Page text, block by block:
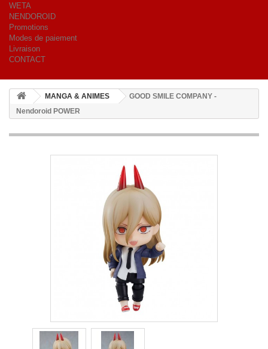
WETA
NENDOROID
Promotions
Modes de paiement
Livraison
CONTACT
MANGA & ANIMES
GOOD SMILE COMPANY -
Nendoroid POWER